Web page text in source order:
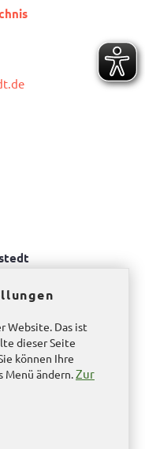
bis 17.00 Uhr
Uhr bis 16.00 Uhr
Website. Das ist
dieser Seite
können Ihre
Menü ändern.Zur